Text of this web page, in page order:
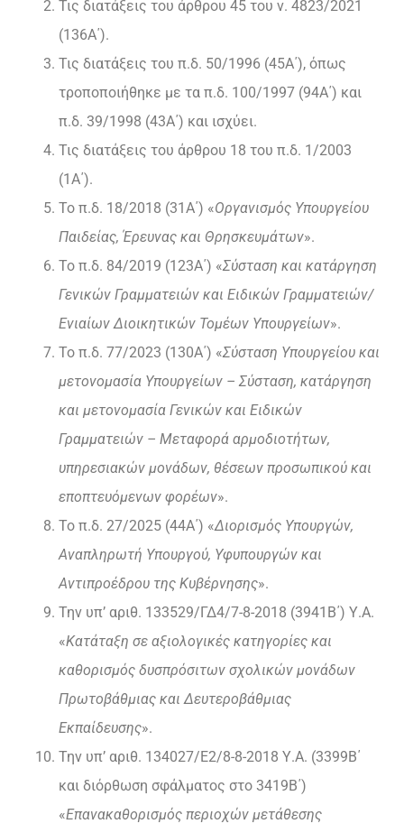
Τις διατάξεις του άρθρου 45 του ν. 4823/2021
(136Α΄).
Τις διατάξεις του π.δ. 50/1996 (45Α΄), όπως
τροποποιήθηκε με τα π.δ. 100/1997 (94Α΄) και
π.δ. 39/1998 (43Α΄) και ισχύει.
Τις διατάξεις του άρθρου 18 του π.δ. 1/2003
(1Α΄).
Το π.δ. 18/2018 (31Α΄) «Οργανισμός Υπουργείου
Παιδείας, Έρευνας και Θρησκευμάτων».
Το π.δ. 84/2019 (123Α΄) «Σύσταση και κατάργηση
Γενικών Γραμματειών και Ειδικών Γραμματειών/
Ενιαίων Διοικητικών Τομέων Υπουργείων».
Το π.δ. 77/2023 (130Α΄) «Σύσταση Υπουργείου και
μετονομασία Υπουργείων – Σύσταση, κατάργηση
και μετονομασία Γενικών και Ειδικών
Γραμματειών – Μεταφορά αρμοδιοτήτων,
υπηρεσιακών μονάδων, θέσεων προσωπικού και
εποπτευόμενων φορέων».
Το π.δ. 27/2025 (44Α΄) «Διορισμός Υπουργών,
Αναπληρωτή Υπουργού, Υφυπουργών και
Αντιπροέδρου της Κυβέρνησης».
Την υπ’ αριθ. 133529/ΓΔ4/7-8-2018 (3941Β΄) Υ.Α.
«Κατάταξη σε αξιολογικές κατηγορίες και
καθορισμός δυσπρόσιτων σχολικών μονάδων
Πρωτοβάθμιας και Δευτεροβάθμιας
Εκπαίδευσης».
Την υπ’ αριθ. 134027/Ε2/8-8-2018 Υ.Α. (3399Β΄
και διόρθωση σφάλματος στο 3419Β΄)
«Επανακαθορισμός περιοχών μετάθεσης